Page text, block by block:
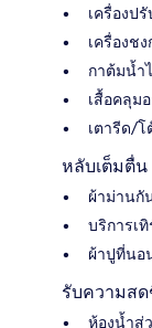
เครื่องป
เครื่องช
กาต้มน้ำ
เสื้อคลุม
เตารีด/โ
หลับเต็มตื่น
ผ้าม่านกั
บริการเ
ผ้าปูที่นอ
รับความส
ห้องน้ำส่